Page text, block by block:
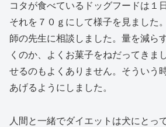
コタが食べているドッグフードは１
それを７０ｇにして様子を見ました
師の先生に相談しました。量を減ら
くのか、よくお菓子をねだってきま
せるのもよくありません。そういう
あげるようにしました。
人間と一緒でダイエットは犬にとっ